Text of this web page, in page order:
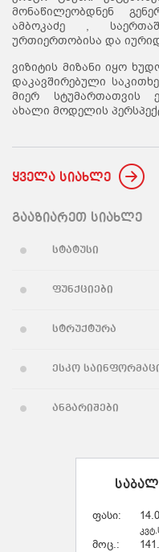
მონაწილეობდნენ
ამბოკაძე ,
ურთიერთობისა და
ვიზიტის მიზანი იყო
დაკავშირებული
მიერ სტუმართათვის
ახალი მოდელის
ყველა სიახლე
გააზიარეთ სიახლე
სტატუსი
ფუნქციები
სტრუქტურა
ესკო
ანგარიშები
ფასი:
მოც.: